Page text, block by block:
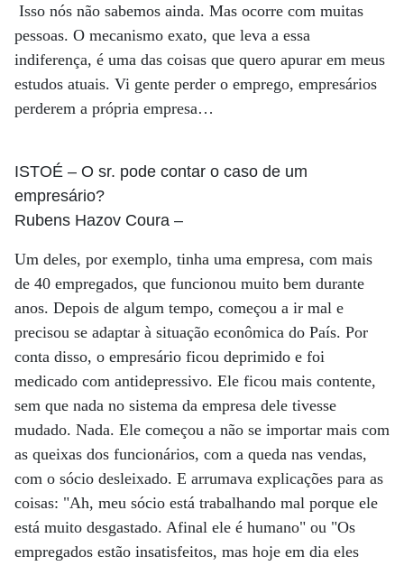
Isso nós não sabemos ainda. Mas ocorre com muitas
pessoas. O mecanismo exato, que leva a essa
indiferença, é uma das coisas que quero apurar em meus
estudos atuais. Vi gente perder o emprego, empresários
perderem a própria empresa…
ISTOÉ – O sr. pode contar o caso de um
empresário?
Rubens Hazov Coura –
Um deles, por exemplo, tinha uma empresa, com mais
de 40 empregados, que funcionou muito bem durante
anos. Depois de algum tempo, começou a ir mal e
precisou se adaptar à situação econômica do País. Por
conta disso, o empresário ficou deprimido e foi
medicado com antidepressivo. Ele ficou mais contente,
sem que nada no sistema da empresa dele tivesse
mudado. Nada. Ele começou a não se importar mais com
as queixas dos funcionários, com a queda nas vendas,
com o sócio desleixado. E arrumava explicações para as
coisas: "Ah, meu sócio está trabalhando mal porque ele
está muito desgastado. Afinal ele é humano" ou "Os
empregados estão insatisfeitos, mas hoje em dia eles